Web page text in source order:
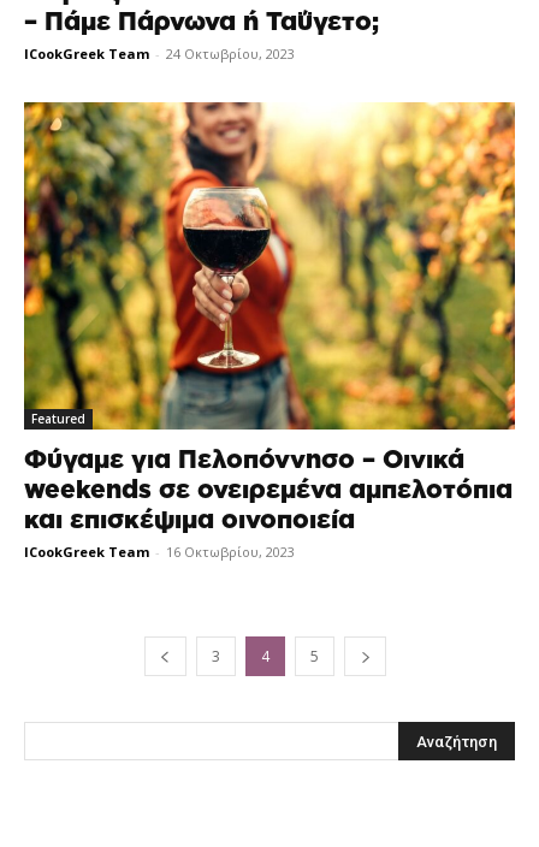
– Πάμε Πάρνωνα ή Ταΰγετο;
ICookGreek Team - 24 Οκτωβρίου, 2023
Featured
Φύγαμε για Πελοπόννησο – Οινικά
weekends σε ονειρεμένα αμπελοτόπια
και επισκέψιμα οινοποιεία
ICookGreek Team - 16 Οκτωβρίου, 2023
3 4 5